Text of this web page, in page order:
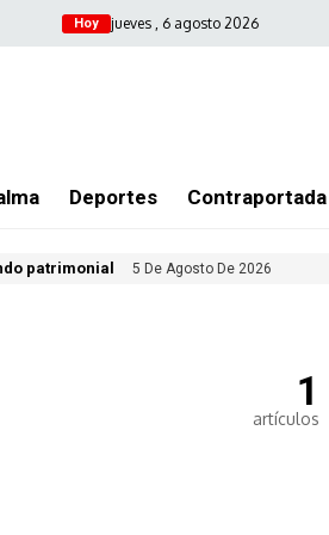
Hoy jueves , 6 agosto 2026
Deportes Contraportada
patrimonial 5 De Agosto De 2026
1
artículos